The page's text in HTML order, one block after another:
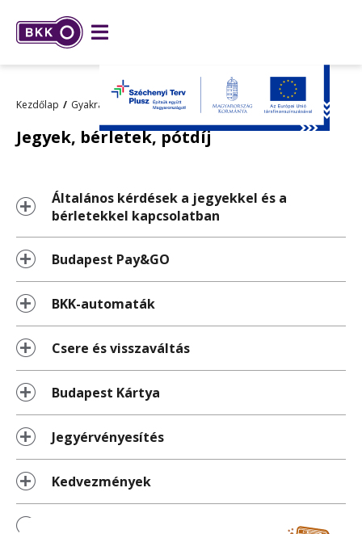
Kezdőlap Gyakran ismételt kérdések Jegyek, bérletek, pótdíj
Jegyek, bérletek, pótdíj
Általános kérdések a jegyekkel és a
bérletekkel kapcsolatban
Budapest Pay&GO
BKK-automaták
Csere és visszaváltás
Budapest Kártya
Jegyérvényesítés
Kedvezmények